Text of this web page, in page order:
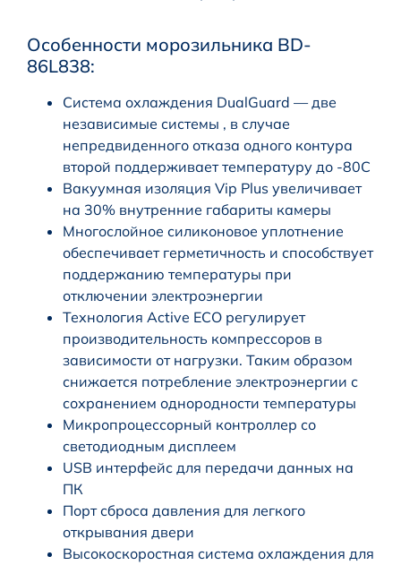
Особенности морозильника BD-
86L838:
Система охлаждения DualGuard — две
независимые системы , в случае
непредвиденного отказа одного контура
второй поддерживает температуру до -80С
Вакуумная изоляция Vip Plus увеличивает
на 30% внутренние габариты камеры
Многослойное силиконовое уплотнение
обеспечивает герметичность и способствует
поддержанию температуры при
отключении электроэнергии
Технология Active ECO регулирует
производительность компрессоров в
зависимости от нагрузки. Таким образом
снижается потребление электроэнергии с
сохранением однородности температуры
Микропроцессорный контроллер со
светодиодным дисплеем
USB интерфейс для передачи данных на
ПК
Порт сброса давления для легкого
открывания двери
Высокоскоростная система охлаждения для